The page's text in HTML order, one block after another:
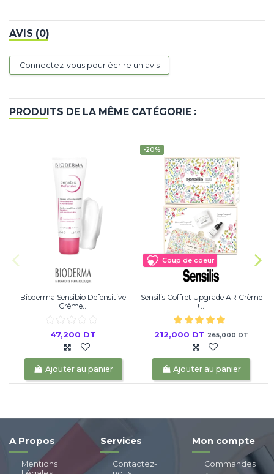
AVIS (0)
Connectez-vous pour écrire un avis
PRODUITS DE LA MÊME CATÉGORIE :
Bioderma Sensibio Defensitive
Crème...
47,200 DT
Ajouter au panier
Coup de coeur
-20%
Sensilis Coffret Upgrade AR Crème
+...
212,000 DT265,000 DT
Ajouter au panier
A Propos
Mentions
Services
Contactez-
Mon compte
Commandes